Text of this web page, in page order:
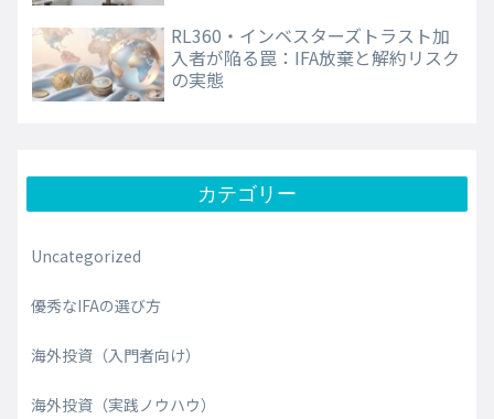
RL360・インベスターズトラスト加
入者が陥る罠：IFA放棄と解約リスク
の実態
カテゴリー
Uncategorized
優秀なIFAの選び方
海外投資（入門者向け）
海外投資（実践ノウハウ）